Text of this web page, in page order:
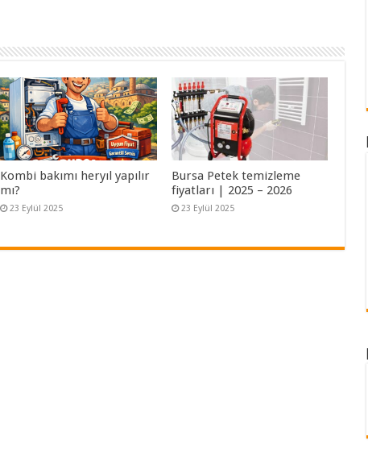
Kombi bakımı heryıl yapılır
mı?
23 Eylül 2025
Bursa Petek temizleme
fiyatları | 2025 – 2026
23 Eylül 2025